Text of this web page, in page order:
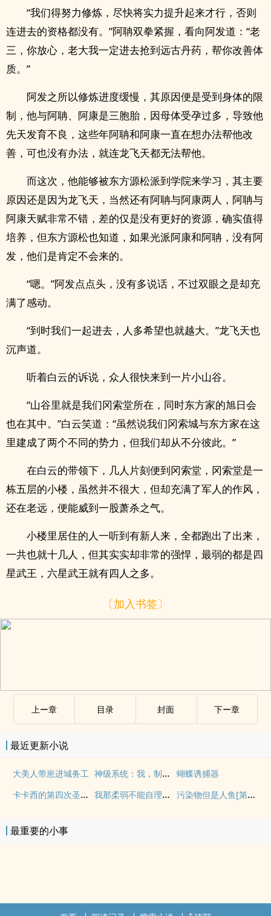
“我们得努力修炼，尽快将实力提升起来才行，否则
连进去的资格都没有。”阿聃双拳紧握，看向阿发道：“老
三，你放心，老大我一定进去抢到远古丹药，帮你改善体
质。”
阿发之所以修炼进度缓慢，其原因便是受到身体的限
制，他与阿聃、阿康是三胞胎，因母体受孕过多，导致他
先天发育不良，这些年阿聃和阿康一直在想办法帮他改
善，可也没有办法，就连龙飞天都无法帮他。
而这次，他能够被东方源松派到学院来学习，其主要
原因还是因为龙飞天，当然还有阿聃与阿康两人，阿聃与
阿康天赋非常不错，差的仅是没有更好的资源，确实值得
培养，但东方源松也知道，如果光派阿康和阿聃，没有阿
发，他们是肯定不会来的。
“嗯。”阿发点点头，没有多说话，不过双眼之是却充
满了感动。
“到时我们一起进去，人多希望也就越大。”龙飞天也
沉声道。
听着白云的诉说，众人很快来到一片小山谷。
“山谷里就是我们冈索堂所在，同时东方家的旭日会
也在其中。”白云笑道：“虽然说我们冈索城与东方家在这
里建成了两个不同的势力，但我们却从不分彼此。”
在白云的带领下，几人片刻便到冈索堂，冈索堂是一
栋五层的小楼，虽然并不很大，但却充满了军人的作风，
还在老远，便能威到一股萧杀之气。
小楼里居住的人一听到有新人来，全都跑出了出来，
一共也就十几人，但其实实却非常的强悍，最弱的都是四
星武王，六星武王就有四人之多。
〔加入书签〕
上ー章 目录 封面 下ー章
最近更新小说
大美人带崽进城务工 神级系统：我，制霸诸天 蝴蝶诱捕器
卡卡西的第四次圣杯战争 我那柔弱不能自理的龙族夫君 污染物但是人鱼[第四天灾]
最重要的小事